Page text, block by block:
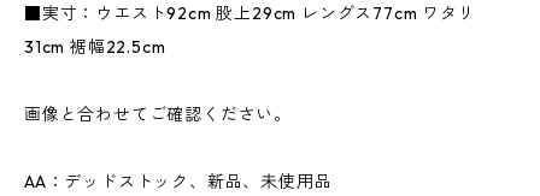
■実寸：ウエスト92cm 股上29cm レングス77cm ワタリ
31cm 裾幅22.5cm
画像と合わせてご確認ください。
AA：デッドストック、新品、未使用品